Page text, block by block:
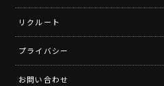
リクルート
プライバシー
お問い合わせ